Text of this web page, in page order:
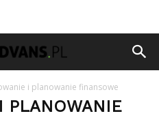
i planowanie finansowe
PLANOWANIE